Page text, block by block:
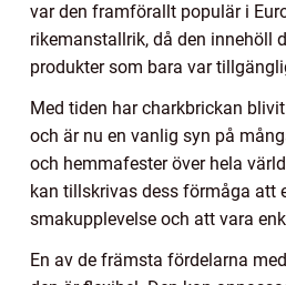
var den framförallt populär i
rikemanstallrik, då den innehöll
produkter som bara var
Med tiden har charkbrickan
och är nu en vanlig syn på
och hemmafester över hela
kan tillskrivas dess förmåga att
smakupplevelse och att vara
En av de främsta fördelarna